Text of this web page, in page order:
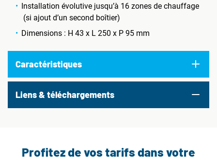
Installation évolutive jusqu’à 16 zones de chauffage
(si ajout d’un second boîtier)
Dimensions : H 43 x L 250 x P 95 mm
Caractéristiques
Liens & téléchargements
Profitez de vos tarifs dans votre